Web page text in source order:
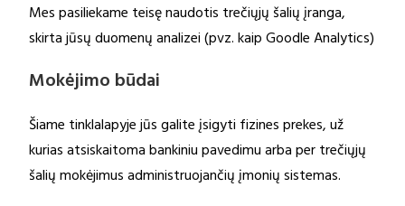
Mes pasiliekame teisę naudotis trečiųjų šalių įranga,
skirta jūsų duomenų analizei (pvz. kaip Goodle Analytics)
Mokėjimo būdai
Šiame tinklalapyje jūs galite įsigyti fizines prekes, už
kurias atsiskaitoma bankiniu pavedimu arba per trečiųjų
šalių mokėjimus administruojančių įmonių sistemas.